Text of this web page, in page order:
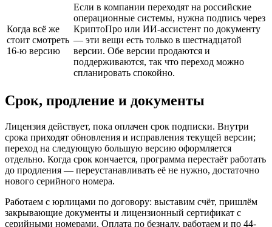
Когда всё же
стоит смотреть
16-ю версию
Если в компании переходят на российские
операционные системы, нужна подпись через
КриптоПро или ИИ-ассистент по документу
— эти вещи есть только в шестнадцатой
версии. Обе версии продаются и
поддерживаются, так что переход можно
спланировать спокойно.
Срок, продление и документы
Лицензия действует, пока оплачен срок подписки. Внутри
срока приходят обновления и исправления текущей версии;
переход на следующую большую версию оформляется
отдельно. Когда срок кончается, программа перестаёт работать
до продления — переустанавливать её не нужно, достаточно
нового серийного номера.
Работаем с юрлицами по договору: выставим счёт, пришлём
закрывающие документы и лицензионный сертификат с
серийными номерами. Оплата по безналу, работаем и по 44-